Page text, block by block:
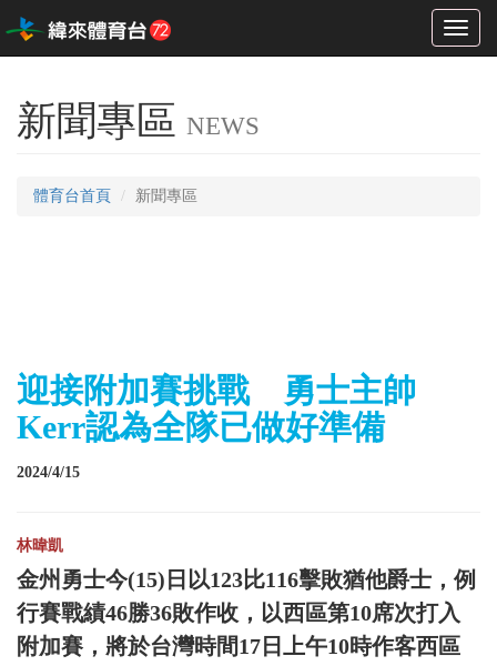
Toggle
新聞專區 NEWS
體育台首頁 新聞專區
迎接附加賽挑戰 勇士主帥
Kerr認為全隊已做好準備
2024/4/15
林暐凱
金州勇士今(15)日以123比116擊敗猶他爵士，例
行賽戰績46勝36敗作收，以西區第10席次打入
附加賽，將於台灣時間17日上午10時作客西區